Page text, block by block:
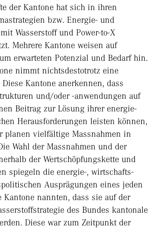
der Kantone hat sich in ihren
bzw. Energie- und
Wasserstoff und Power-to-X
Mehrere Kantone weisen auf
erwarteten Potenzial und Bedarf hin.
nimmt nichtsdestotrotz eine
Kantone anerkennen, dass
und/oder -anwendungen auf
Beitrag zur Lösung ihrer energie-
Herausforderungen leisten können,
planen vielfältige Massnahmen in
Wahl der Massnahmen und der
der Wertschöpfungskette und
spiegeln die energie-, wirtschafts-
Ausprägungen eines jeden
Kantone nannten, dass sie auf der
des Bundes kantonale
Diese war zum Zeitpunkt der